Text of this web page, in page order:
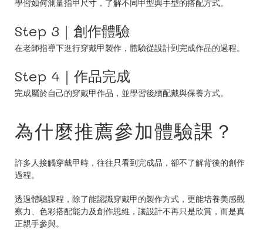
學習如何測量指甲尺寸，了解不同甲型與手型的搭配方式。
Step 3｜創作體驗
在老師指導下進行穿戴甲製作，體驗從設計到完成作品的過程。
Step 4｜作品完成
完成屬於自己的穿戴甲作品，並學習後續配戴與保養方式。
為什麼推薦參加體驗課？
許多人接觸穿戴甲時，往往只看到完成品，卻不了解背後的創作
過程。
透過體驗課程，除了能認識穿戴甲的製作方式，更能培養美感觀
察力、色彩搭配能力及創作思維，讓設計不再只是欣賞，而是真
正親手參與。